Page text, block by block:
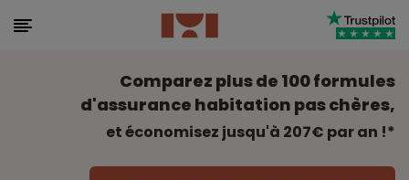
Comparez plus de 100 formules
d'assurance habitation pas chères,
et économisez jusqu'à 207€ par an !*